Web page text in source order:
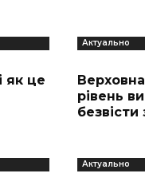
як це
Актуально
рівень
Актуально